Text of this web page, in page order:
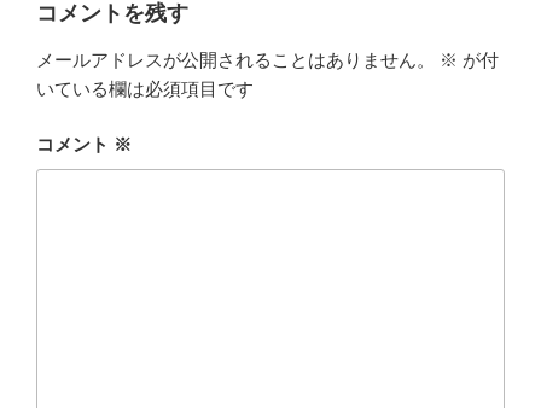
コメントを残す
メールアドレスが公開されることはありません。 ※ が付
いている欄は必須項目です
コメント ※